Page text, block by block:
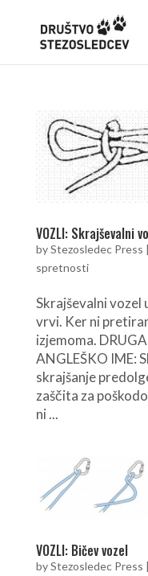
VOZLI: Skrajševalni
byStezosledec Press |
spretnosti
Skrajševalni vozel
vrvi. Ker ni
izjemoma.
ANGLEŠKO IME:
skrajšanje
zaščita za
ni ...
VOZLI: Bičev vozel
byStezosledec Press |